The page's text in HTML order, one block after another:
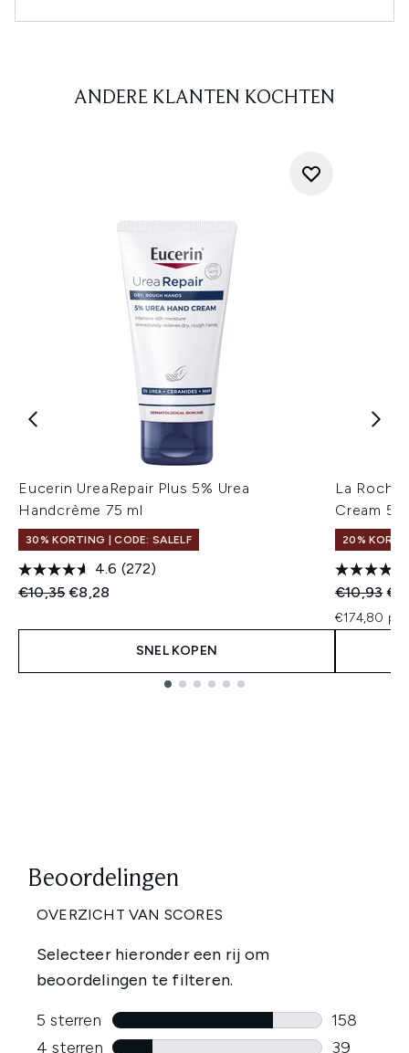
ANDERE KLANTEN KOCHTEN
Eucerin UreaRepair Plus 5% Urea
Handcrème 75 ml
30% KORTING | CODE: SALELF
4.6 (272)
Recommended Retail Price:
€10,35Huidige prijs:
€8,28
SNEL KOPEN
La
Cream
20%
€10,93
€174,80